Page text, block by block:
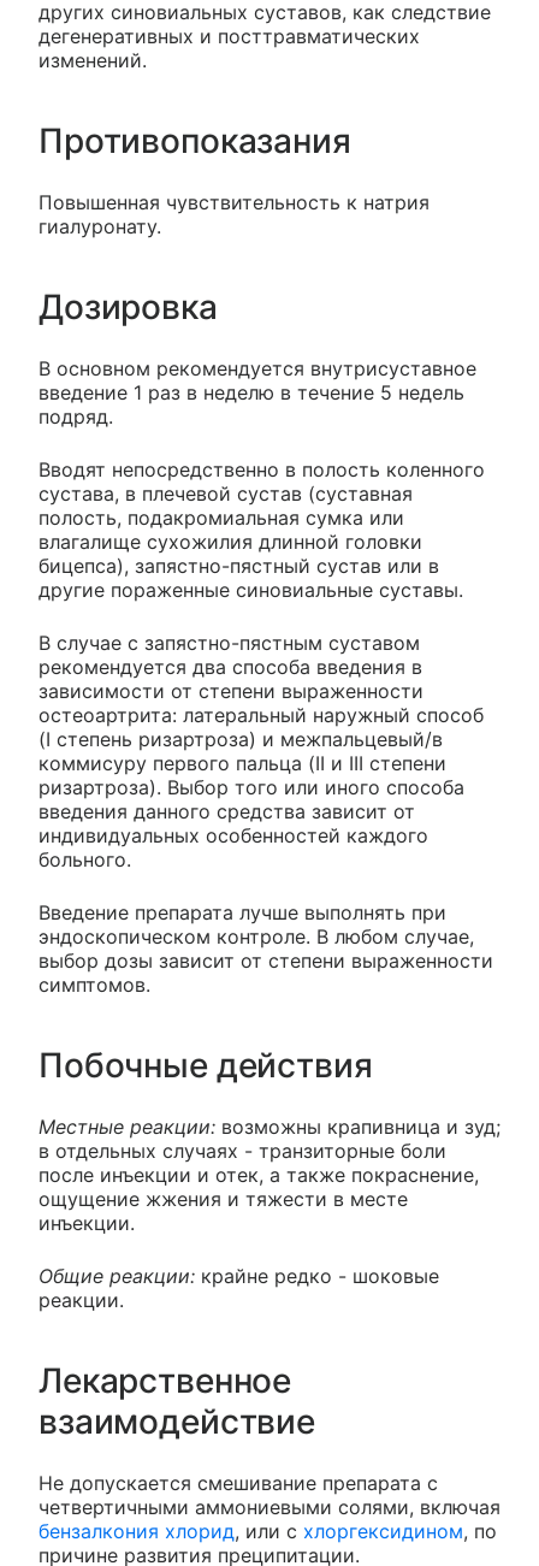
других синовиальных суставов, как следствие
дегенеративных и посттравматических
изменений.
Противопоказания
Повышенная чувствительность к натрия
гиалуронату.
Дозировка
В основном рекомендуется внутрисуставное
введение 1 раз в неделю в течение 5 недель
подряд.
Вводят непосредственно в полость коленного
сустава, в плечевой сустав (суставная
полость, подакромиальная сумка или
влагалище сухожилия длинной головки
бицепса), запястно-пястный сустав или в
другие пораженные синовиальные суставы.
В случае с запястно-пястным суставом
рекомендуется два способа введения в
зависимости от степени выраженности
остеоартрита: латеральный наружный способ
(I степень ризартроза) и межпальцевый/в
коммисуру первого пальца (II и III степени
ризартроза). Выбор того или иного способа
введения данного средства зависит от
индивидуальных особенностей каждого
больного.
Введение препарата лучше выполнять при
эндоскопическом контроле. В любом случае,
выбор дозы зависит от степени выраженности
симптомов.
Побочные действия
Местные реакции: возможны крапивница и зуд;
в отдельных случаях - транзиторные боли
после инъекции и отек, а также покраснение,
ощущение жжения и тяжести в месте
инъекции.
Общие реакции: крайне редко - шоковые
реакции.
Лекарственное
взаимодействие
Не допускается смешивание препарата с
четвертичными аммониевыми солями, включая
бензалкония хлорид, или с хлоргексидином, по
причине развития преципитации.